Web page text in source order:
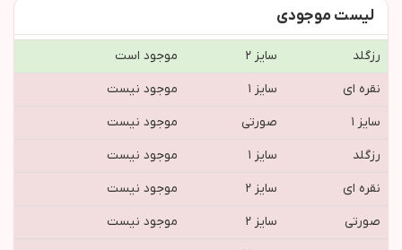
لیست موجودی
رزگلد سایز ۲
موجود است
نقره ای
سایز ۱
موجود نیست
سایز ۱
صورتی
موجود نیست
رزگلد
سایز ۱
موجود نیست
نقره ای
سایز ۲
موجود نیست
صورتی
سایز ۲
موجود نیست